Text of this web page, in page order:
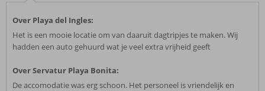
Over Playa del Ingles:
Het is een mooie locatie om van daaruit dagtripjes te maken. Wij
hadden een auto gehuurd wat je veel extra vrijheid geeft
Over Servatur Playa Bonita:
De accomodatie was erg schoon. Het personeel is vriendelijk en